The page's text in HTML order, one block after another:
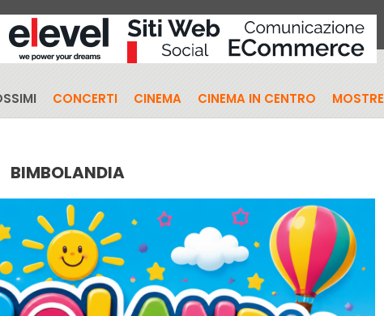
CONCERTI CINEMA CINEMA IN CENTRO MOSTRE
BIMBOLANDIA